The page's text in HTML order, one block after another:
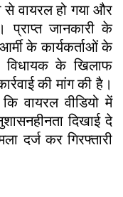
से वायरल हो गया और
जानकारी के
के कार्यकर्ताओं के
विधायक के खिलाफ
की मांग की है।
वायरल वीडियो में
दिखाई दे
दर्ज कर गिरफ्तारी